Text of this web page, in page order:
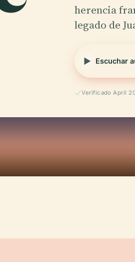
herencia
legado de
Escuchar
Verificado April